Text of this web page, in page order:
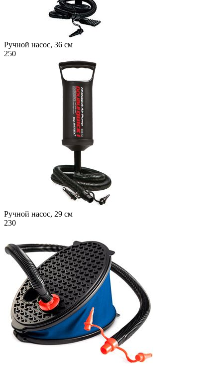
Ручной насос, 36 см
250
Ручной насос, 29 см
230